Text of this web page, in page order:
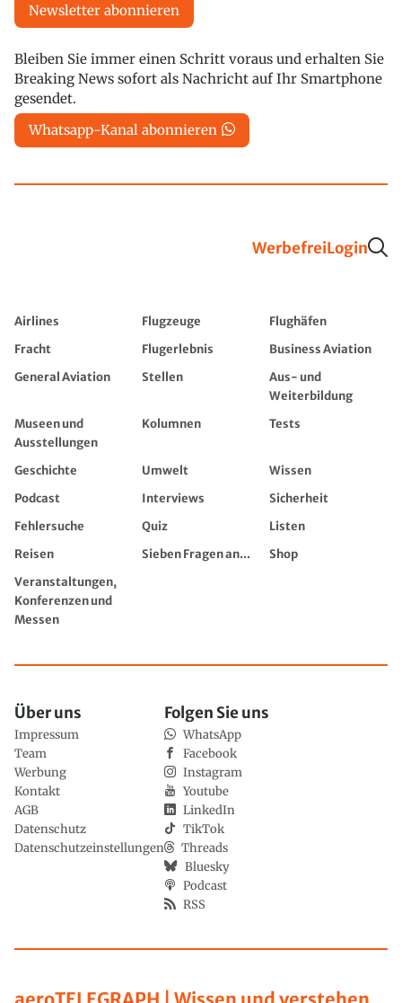
Newsletter abonnieren
Bleiben Sie immer einen Schritt voraus und erhalten Sie
Breaking News sofort als Nachricht auf Ihr Smartphone
gesendet.
Whatsapp-Kanal abonnieren
WerbefreiLogin
Airlines Flugzeuge
Flughäfen
Fracht
Flugerlebnis
Business Aviation
General Aviation
Stellen
Aus- und
Weiterbildung
Museen und
Ausstellungen
Kolumnen Tests
Geschichte Umwelt
Wissen
Podcast
Interviews
Sicherheit
Fehlersuche
Quiz
Listen
Reisen
Sieben Fragen an...
Shop
Veranstaltungen,
Konferenzen und
Messen
Über uns
Impressum
Team
Werbung
Kontakt
AGB
Datenschutz
Datenschutzeinstellungen
Folgen Sie uns
WhatsApp
Facebook
Instagram
Youtube
LinkedIn
TikTok
Threads
Bluesky
Podcast
RSS